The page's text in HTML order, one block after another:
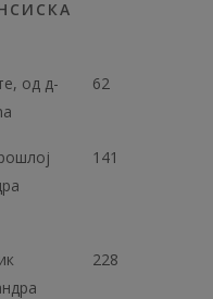
од д-
62
141
228